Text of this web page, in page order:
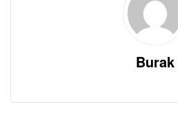
Burak